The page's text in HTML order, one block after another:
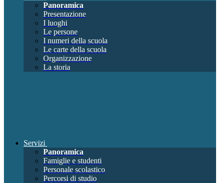
Panoramica
Presentazione
I luoghi
Le persone
I numeri della scuola
Le carte della scuola
Organizzazione
La storia
Servizi
Panoramica
Famiglie e studenti
Personale scolastico
Percorsi di studio